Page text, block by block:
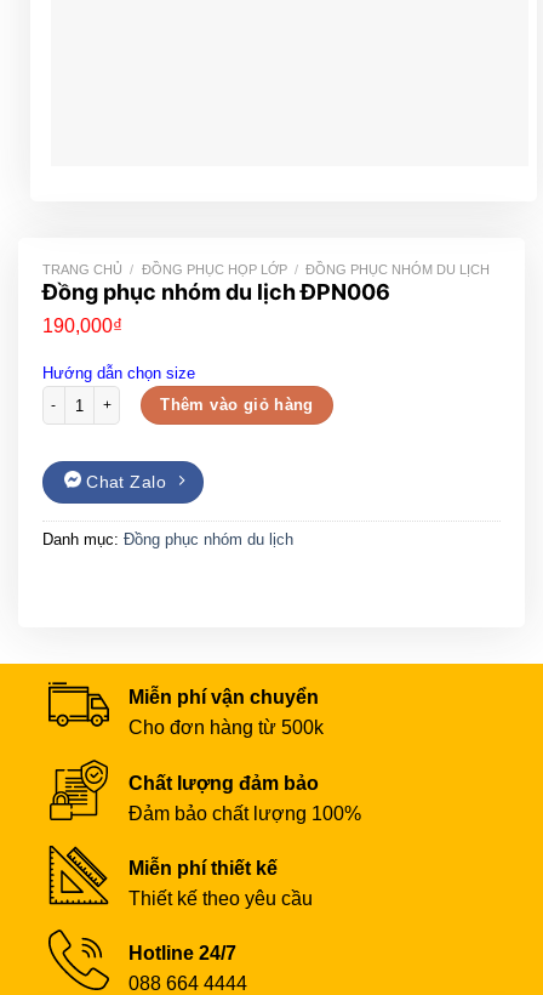
TRANG CHỦ / ĐỒNG PHỤC HỌP LỚP / ĐỒNG PHỤC NHÓM DU LỊCH
Đồng phục nhóm du lịch ĐPN006
190,000₫
Hướng dẫn chọn size
Đồng phục nhóm du lịch ĐPN006 số lượng
Thêm vào giỏ hàng
Chat Zalo
Danh mục: Đồng phục nhóm du lịch
Miễn phí vận chuyển
Cho đơn hàng từ 500k
Chất lượng đảm bảo
Đảm bảo chất lượng 100%
Miễn phí thiết kế
Thiết kế theo yêu cầu
Hotline 24/7
088 664 4444